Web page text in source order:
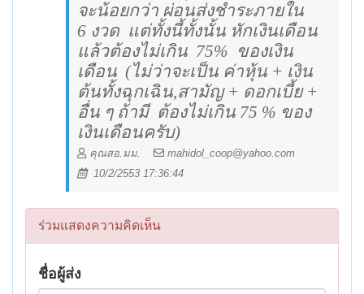
จะน้อยกว่า ผ่อนส่งชำระภายใน
6 งวด แต่ทั้งนี้ทั้งนั้น หักเงินเดือน
แล้วต้องไม่เกิน 75% ของเงิน
เดือน (ไม่ว่าจะเป็น ค่าหุ้น + เงิน
ต้นทั้งฉุกเฉิน,สามัญ + ดอกเบี้ย +
อื่น ๆ ถ้ามี ต้องไม่เกิน 75 % ของ
เงินเดือนครับ)
คุณสอ.มม.
mahidol_coop@yahoo.com
10/2/2553 17:36:44
ร่วมแสดงความคิดเห็น
ชื่อผู้ส่ง